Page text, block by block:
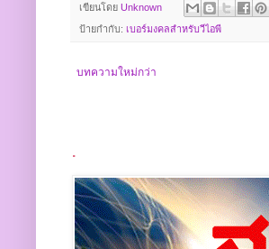
เขียนโดย Unknown
ป้ายกำกับ: เบอร์มงคลสำหรับวีไอพี
บทความใหม่กว่า
.